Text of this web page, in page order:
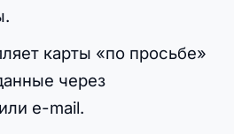
карты «по просьбе»
через
e-mail.